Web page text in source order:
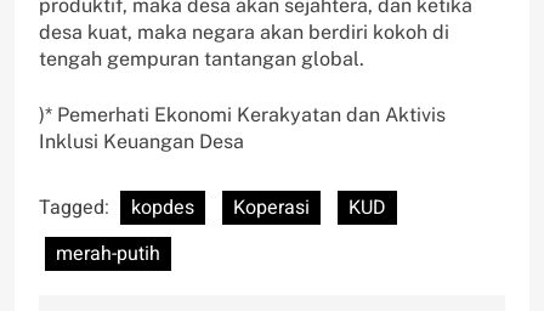
produktif, maka desa akan sejahtera, dan ketika
desa kuat, maka negara akan berdiri kokoh di
tengah gempuran tantangan global.
)* Pemerhati Ekonomi Kerakyatan dan Aktivis
Inklusi Keuangan Desa
Tagged: kopdes Koperasi
KUD
merah-putih